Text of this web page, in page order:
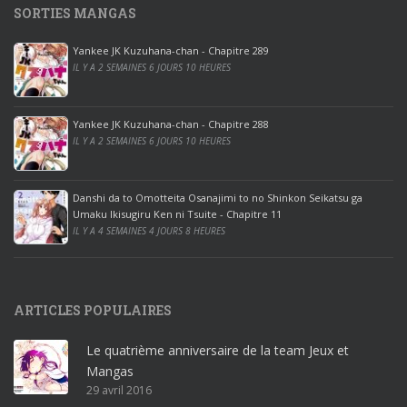
0
p
r
o
o
ff
i
c
e
2
0
1
r
o
ff
i
SORTIES MANGAS
Yankee JK Kuzuhana-chan - Chapitre 289
IL Y A 2 SEMAINES 6 JOURS 10 HEURES
Yankee JK Kuzuhana-chan - Chapitre 288
IL Y A 2 SEMAINES 6 JOURS 10 HEURES
Danshi da to Omotteita Osanajimi to no Shinkon Seikatsu ga
Umaku Ikisugiru Ken ni Tsuite - Chapitre 11
IL Y A 4 SEMAINES 4 JOURS 8 HEURES
ARTICLES POPULAIRES
Le quatrième anniversaire de la team Jeux et
Mangas
29 avril 2016